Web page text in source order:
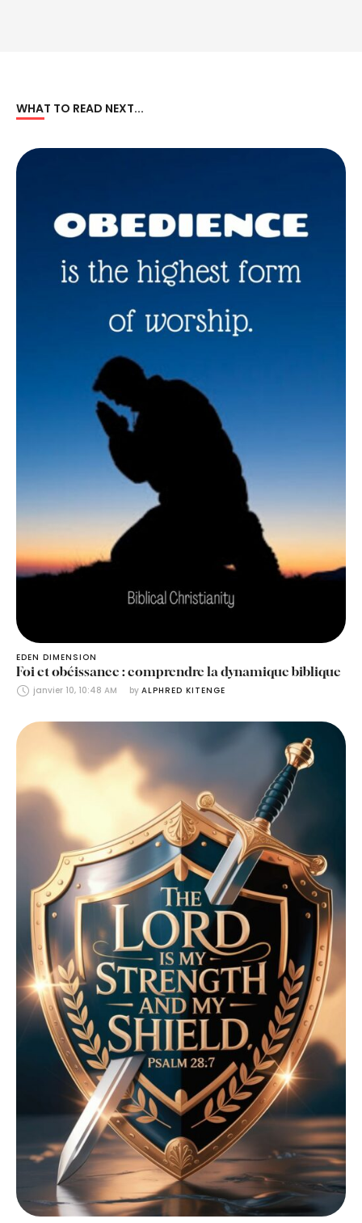
WHAT TO READ NEXT...
EDEN DIMENSION
Foi et obéissance : comprendre la dynamique biblique
janvier 10, 10:48 AM by ALPHRED KITENGE